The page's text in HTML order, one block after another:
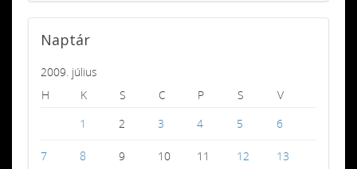
Naptár
2009. július
H
K S C P S
V
1
2 3 4 5 6
7 8 9 10 11 12 13